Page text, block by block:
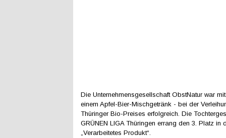
Die Unternehmensgesellschaft ObstNatur war
einem Apfel-Bier-Mischgetränk - bei der
Thüringer Bio-Preises erfolgreich. Die
GRÜNEN LIGA Thüringen errang den 3. Platz in
„Verarbeitetes Produkt“.